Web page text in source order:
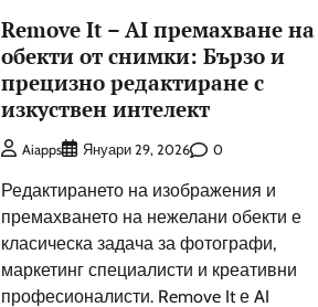
Remove It – AI премахване на
обекти от снимки: Бързо и
прецизно редактиране с
изкуствен интелект
Aiapps Януари 29, 2026 0
Редактирането на изображения и
премахването на нежелани обекти е
класическа задача за фотографи,
маркетинг специалисти и креативни
професионалисти. Remove It е AI